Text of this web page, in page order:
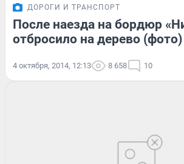
ДОРОГИ И ТРАНСПОРТ
После наезда на бордюр
отбросило на дерево (фото)
4 октября, 2014, 12:13 8 658 10